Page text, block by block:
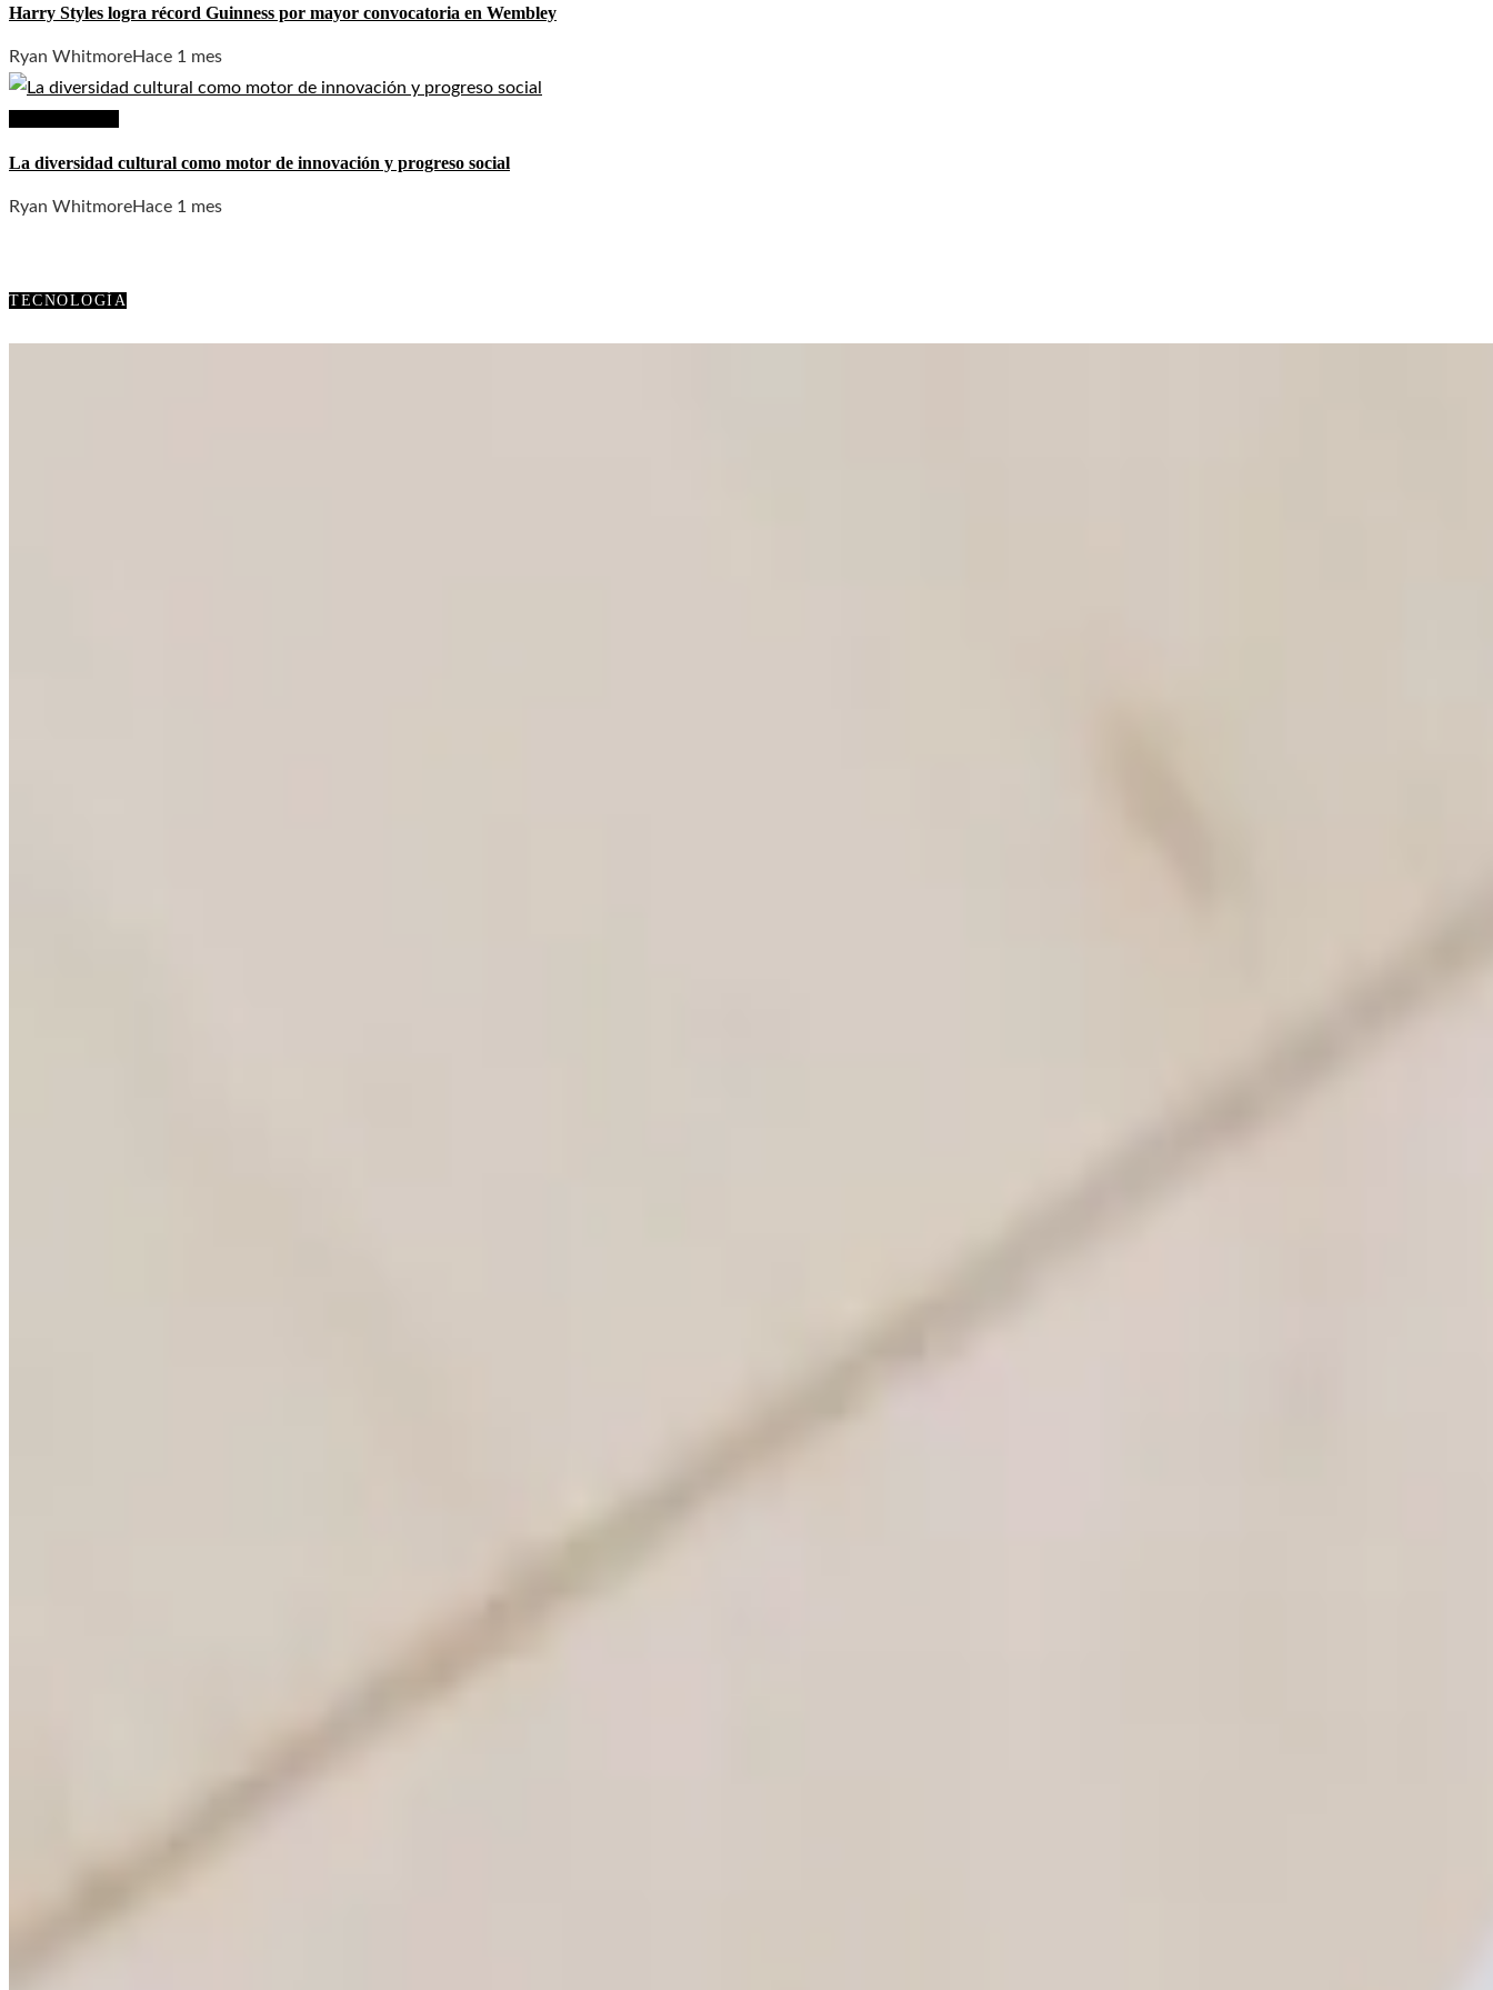
Harry Styles logra récord Guinness por mayor convocatoria en Wembley
Ryan WhitmoreHace 1 mes
La diversidad cultural como motor de innovación y progreso social
Ryan WhitmoreHace 1 mes
TECNOLOGÍA